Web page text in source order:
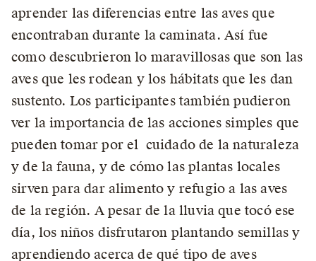
aprender las diferencias entre las aves que
encontraban durante la caminata. Así fue
como descubrieron lo maravillosas que son las
aves que les rodean y los hábitats que les dan
sustento. Los participantes también pudieron
ver la importancia de las acciones simples que
pueden tomar por el cuidado de la naturaleza
y de la fauna, y de cómo las plantas locales
sirven para dar alimento y refugio a las aves
de la región. A pesar de la lluvia que tocó ese
día, los niños disfrutaron plantando semillas y
aprendiendo acerca de qué tipo de aves